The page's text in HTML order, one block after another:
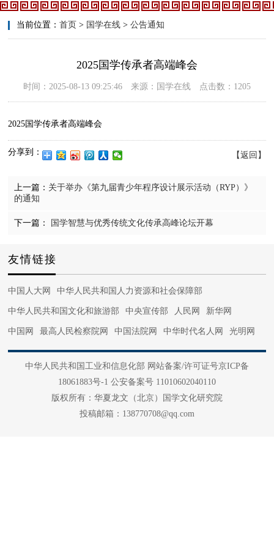
当前位置：首页 > 国学在线 >公告通知
2025国学传承者高端峰会
时间：2025-08-13 09:25:46 来源：国学在线 点击数：1205
2025国学传承者高端峰会
分享到： 【返回】
上一篇： 关于举办《第九届青少年程序设计展示活动（RYP）》
的通知
下一篇： 国学智慧与优秀传统文化传承高峰论坛开幕
友情链接
中国人大网 中华人民共和国人力资源和社会保障部
中华人民共和国文化和旅游部 中央宣传部 人民网 新华网
中国网 最高人民检察院网 中国法院网 中华时代名人网 光明网
中国军网 中国日报网 法治网 正义网 光明网 国际在线
中国日报网 央视网 中国文信网 国家广电总局 中国青年网
中国军网 中国网信网 中国文明网 党建网
央广网 千龙网 求是网
中华人民共和国工业和信息化部 网站备案/许可证号京ICP备
18061883号-1 公安备案号 11010602040110
版权所有：华夏龙文（北京）国学文化研究院
投稿邮箱：138770708@qq.com